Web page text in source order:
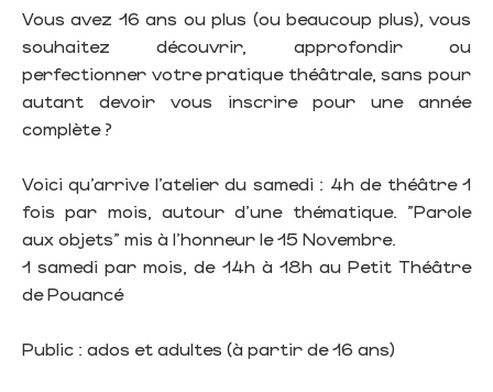
Vous avez 16 ans ou plus (ou beaucoup plus), vous
souhaitez découvrir, approfondir ou
perfectionner votre pratique théâtrale, sans pour
autant devoir vous inscrire pour une année
complète ?
Voici qu’arrive l’atelier du samedi : 4h de théâtre 1
fois par mois, autour d’une thématique. "Parole
aux objets" mis à l'honneur le 15 Novembre.
1 samedi par mois, de 14h à 18h au Petit Théâtre
de Pouancé
Public : ados et adultes (à partir de 16 ans)